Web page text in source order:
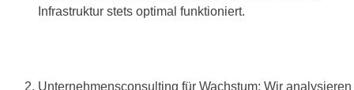
Infrastruktur stets optimal funktioniert.
Unternehmensconsulting für Wachstum: Wir analysieren